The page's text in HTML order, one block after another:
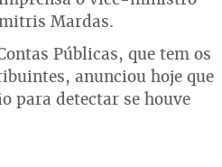
Mardas.
Públicas, que tem os
anunciou hoje que
para detectar se houve